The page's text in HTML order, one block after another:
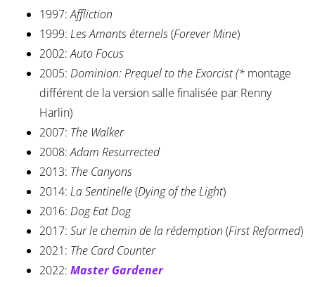
1997:Affliction
1999: Les Amants éternels(Forever Mine)
2002:Auto Focus
2005: Dominion: Prequel to the Exorcist (* montage
différent de la version salle finalisée par Renny
Harlin)
2007: The Walker
2008:Adam Resurrected
2013: The Canyons
2014: La Sentinelle(Dying of the Light)
2016: Dog Eat Dog
2017: Sur le chemin de la rédemption (First Reformed)
2021: The Card Counter
2022: Master Gardener